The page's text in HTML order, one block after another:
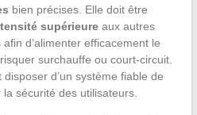
bien précises. Elle doit être
supérieureaux autres
d’alimenter efficacement le
surchauffe ou court-circuit.
d’un système fiable de
sécurité des utilisateurs.